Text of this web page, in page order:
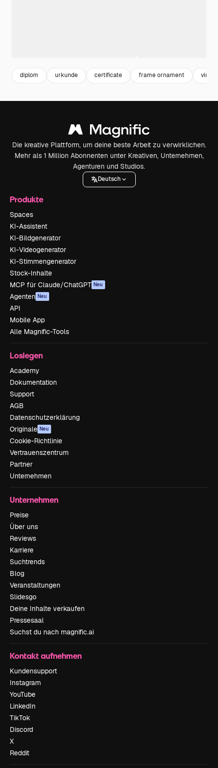
diplom urkunde certificate frame ornament
Die kreative Plattform, um deine beste Arbeit zu verwirklichen.
Mehr als 1 Million Abonnenten unter Kreativen, Unternehmen,
Agenturen und Studios.
Deutsch
Produkte
Spaces
KI-Assistent
KI-Bildgenerator
KI-Videogenerator
KI-Stimmengenerator
Stock-Inhalte
MCP für Claude/ChatGPT Neu
Agenten Neu
API
Mobile App
Alle Magnific-Tools
Loslegen
Academy
Dokumentation
Support
AGB
Datenschutzerklärung
Originale Neu
Cookie-Richtlinie
Vertrauenszentrum
Partner
Unternehmen
Unternehmen
Preise
Über uns
Reviews
Karriere
Suchtrends
Blog
Veranstaltungen
Slidesgo
Deine Inhalte verkaufen
Pressesaal
Suchst du nach magnific.ai
Kontakt aufnehmen
Kundensupport
Instagram
YouTube
LinkedIn
TikTok
Discord
X
Reddit